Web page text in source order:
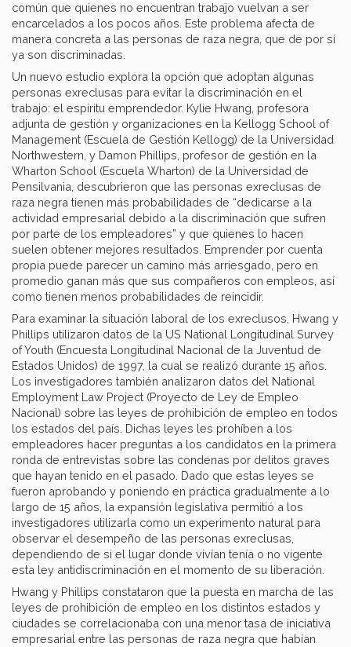
común que quienes no encuentran trabajo vuelvan a ser
encarcelados a los pocos años. Este problema afecta de
manera concreta a las personas de raza negra, que de por sí
ya son discriminadas.
Un nuevo estudio explora la opción que adoptan algunas
personas exreclusas para evitar la discriminación en el
trabajo: el espíritu emprendedor. Kylie Hwang, profesora
adjunta de gestión y organizaciones en la Kellogg School of
Management (Escuela de Gestión Kellogg) de la Universidad
Northwestern, y Damon Phillips, profesor de gestión en la
Wharton School (Escuela Wharton) de la Universidad de
Pensilvania, descubrieron que las personas exreclusas de
raza negra tienen más probabilidades de “dedicarse a la
actividad empresarial debido a la discriminación que sufren
por parte de los empleadores” y que quienes lo hacen
suelen obtener mejores resultados. Emprender por cuenta
propia puede parecer un camino más arriesgado, pero en
promedio ganan más que sus compañeros con empleos, así
como tienen menos probabilidades de reincidir.
Para examinar la situación laboral de los exreclusos, Hwang y
Phillips utilizaron datos de la US National Longitudinal Survey
of Youth (Encuesta Longitudinal Nacional de la Juventud de
Estados Unidos) de 1997, la cual se realizó durante 15 años.
Los investigadores también analizaron datos del National
Employment Law Project (Proyecto de Ley de Empleo
Nacional) sobre las leyes de prohibición de empleo en todos
los estados del país. Dichas leyes les prohíben a los
empleadores hacer preguntas a los candidatos en la primera
ronda de entrevistas sobre las condenas por delitos graves
que hayan tenido en el pasado. Dado que estas leyes se
fueron aprobando y poniendo en práctica gradualmente a lo
largo de 15 años, la expansión legislativa permitió a los
investigadores utilizarla como un experimento natural para
observar el desempeño de las personas exreclusas,
dependiendo de si el lugar donde vivían tenía o no vigente
esta ley antidiscriminación en el momento de su liberación.
Hwang y Phillips constataron que la puesta en marcha de las
leyes de prohibición de empleo en los distintos estados y
ciudades se correlacionaba con una menor tasa de iniciativa
empresarial entre las personas de raza negra que habían